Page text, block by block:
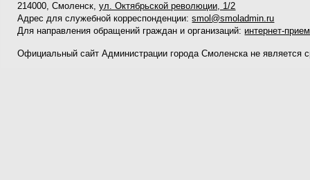
214000, Смоленск,ул. Октябрьской революции, 1/2
Адрес для служебной корреспонденции:smol@smoladmin.ru
Для направления обращений граждан и организаций: интернет-
Официальный сайт Администрации города Смоленска не является